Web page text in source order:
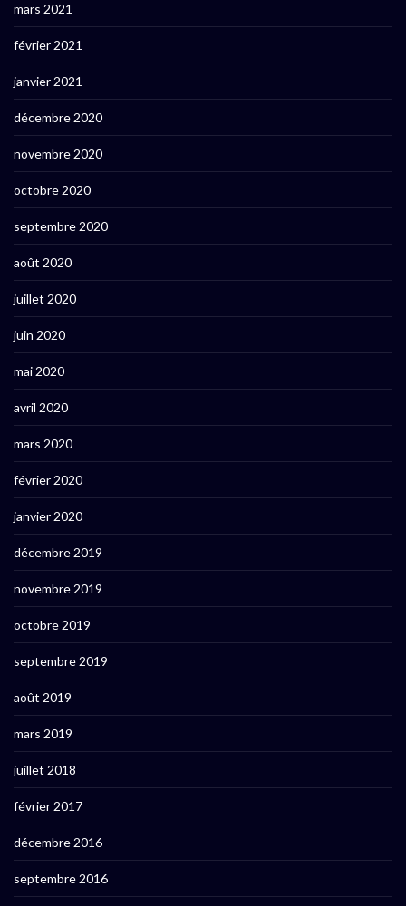
mars 2021
février 2021
janvier 2021
décembre 2020
novembre 2020
octobre 2020
septembre 2020
août 2020
juillet 2020
juin 2020
mai 2020
avril 2020
mars 2020
février 2020
janvier 2020
décembre 2019
novembre 2019
octobre 2019
septembre 2019
août 2019
mars 2019
juillet 2018
février 2017
décembre 2016
septembre 2016